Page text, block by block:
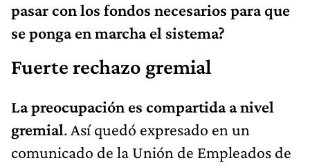
pasar con los fondos necesarios para que
se ponga en marcha el sistema?
Fuerte rechazo gremial
La preocupación es compartida a nivel
gremial. Así quedó expresado en un
comunicado de la Unión de Empleados de